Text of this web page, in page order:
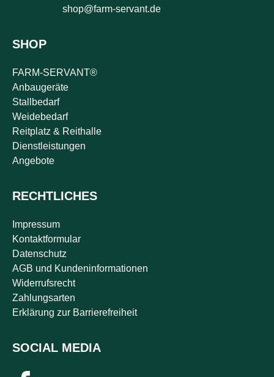
shop@farm-servant.de
SHOP
FARM-SERVANT®
Anbaugeräte
Stallbedarf
Weidebedarf
Reitplatz & Reithalle
Dienstleistungen
Angebote
RECHTLICHES
Impressum
Kontaktformular
Datenschutz
AGB und Kundeninformationen
Widerrufsrecht
Zahlungsarten
Erklärung zur Barrierefreiheit
SOCIAL MEDIA